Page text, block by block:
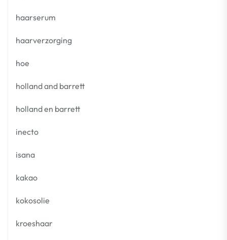
haarserum
haarverzorging
hoe
holland and barrett
holland en barrett
inecto
isana
kakao
kokosolie
kroeshaar